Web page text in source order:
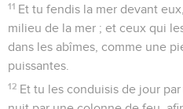
11 Et tu fendis la mer devant
milieu de la mer ; et ceux qui
dans les abîmes, comme une
puissantes.
12 Et tu les conduisis de jour